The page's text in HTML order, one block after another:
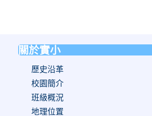
關於實小
歷史沿革
校園簡介
班級概況
地理位置